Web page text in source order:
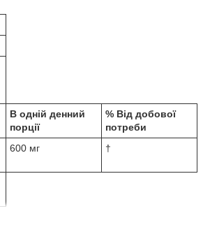
В одній денний
порції
% Від добової
потреби
600 мг †